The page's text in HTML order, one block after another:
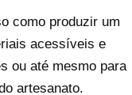
como produzir um
acessíveis e
ou até mesmo para
artesanato.